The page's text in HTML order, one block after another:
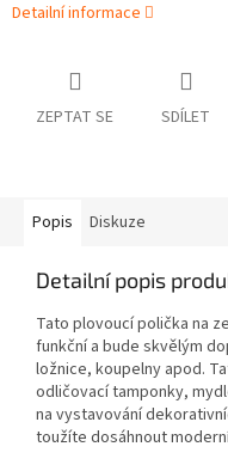
Detailní informace
ZEPTAT SE SDÍLET
Popis Diskuze
Detailní popis
Tato plovoucí polička na
funkční a bude skvělým
ložnice, koupelny apod.
odličovací tamponky,
na vystavování
toužíte dosáhnout